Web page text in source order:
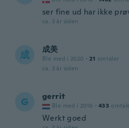
ser fine ud har ikke
ca. 3 år siden
成 成美
Ble med i 2020 · 21 omtaler
ca. 3 år siden
G gerrit
Ble med i 2016 · 433
Werkt goed